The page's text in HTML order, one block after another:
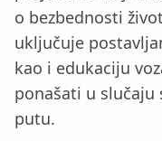
o bezbednosti
uključuje
kao i edukaciju
ponašati u slučaju
putu.